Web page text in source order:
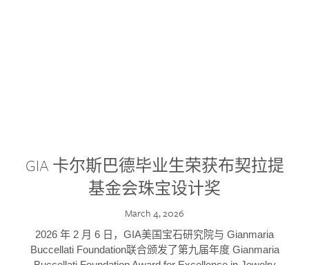
GIA 卡尔斯巴德毕业生荣获布契拉提
基金会珠宝设计奖
March 4, 2026
2026 年 2 月 6 日，GIA美国宝石研究院与 Gianmaria
Buccellati Foundation联合颁发了第九届年度 Gianmaria